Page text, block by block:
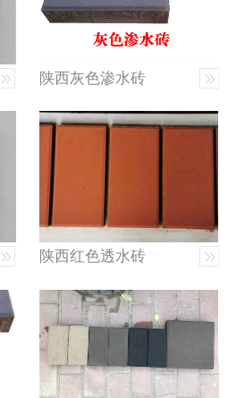
陕西灰色渗水砖
陕西红色透水砖